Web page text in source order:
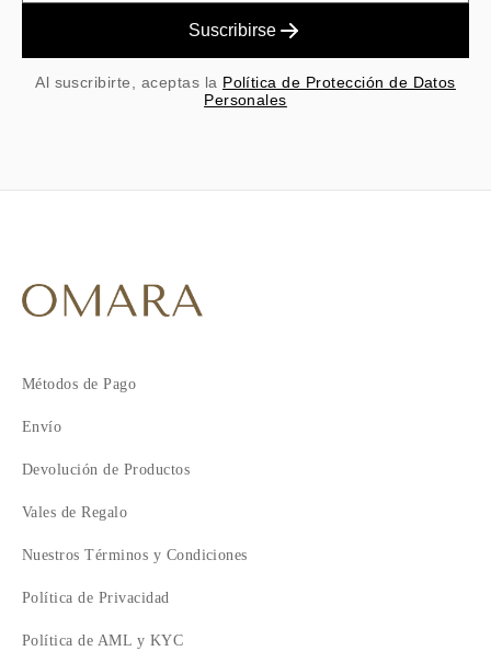
Suscribirse
Al suscribirte, aceptas la Política de Protección de Datos
Personales
Métodos de Pago
Envío
Devolución de Productos
Vales de Regalo
Nuestros Términos y Condiciones
Política de Privacidad
Política de AML y KYC